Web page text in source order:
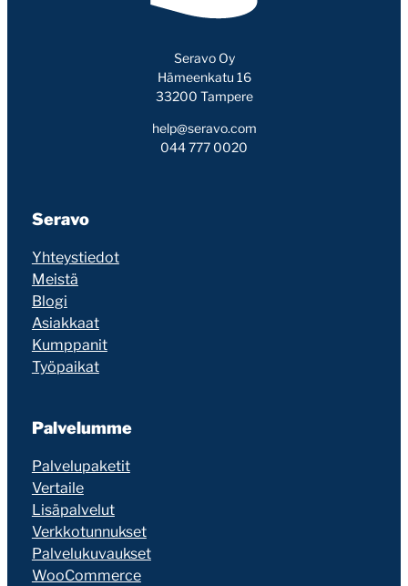
Seravo Oy
Hämeenkatu 16
33200 Tampere
help@seravo.com
044 777 0020
Seravo
Yhteystiedot
Meistä
Blogi
Asiakkaat
Kumppanit
Työpaikat
Palvelumme
Palvelupaketit
Vertaile
Lisäpalvelut
Verkkotunnukset
Palvelukuvaukset
WooCommerce